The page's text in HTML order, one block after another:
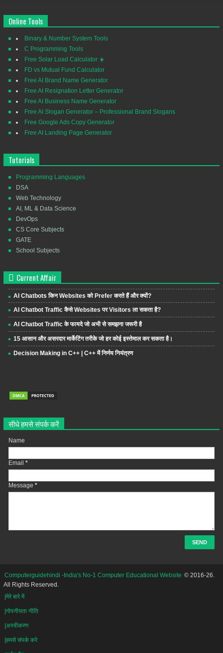
Online Tools
Binary & Number System Tools
C Programming Tools
Free Solar Load Calculator ☀️
FD vs Mutual Fund Calculator
Free AI Brand Name Generator
Free AI Resignation Letter Generator
Free AI Business Name Generator
Free AI Slogan Generator – Professional Brand Slogans
Free Google Ads Copy Generator
Free AI Landing Page Generator
Tutorials
Programming Languages
DSA
Web Technology
AI, ML & Data Science
DevOps
CS Core Subjects
GATE
School Subjects
Current Affair
AI Chatbots किन Websites को Prefer करते हैं और क्यों?
AI Chatbot Traffic कैसे Websites पर Visitors ला सकता है?
AI Chatbot Traffic के फायदे जो अभी से समझना जरूरी है
15 आसान और असरदार मार्केटिंग तरीके जो हर कोई इस्तेमाल कर सकता है।
Decision Making in C++ | C++ में निर्णय नियंत्रण
सीधे हमसे संपर्क करें
Name
Email *
Message *
Computerguidehindi -India's No-1 Computer Educational Website © 2016-26.
All Rights Reserved.
|मेरे बारे में
|गोपनीयता नीति
|अस्वीकरण
|हमसे संपर्क करे